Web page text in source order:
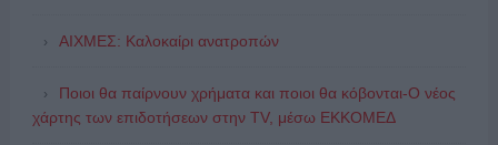
ΑΙΧΜΕΣ: Καλοκαίρι ανατροπών
Ποιοι θα παίρνουν χρήματα και ποιοι θα κόβονται-Ο νέος
χάρτης των επιδοτήσεων στην TV, μέσω ΕΚΚΟΜΕΔ